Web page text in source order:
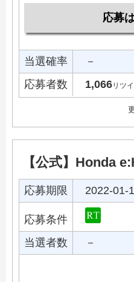
応募
当選確率
－
応募者数
1,066リツ
【公式】Honda
応募期限 2022-01-
応募条件
当選者数
－